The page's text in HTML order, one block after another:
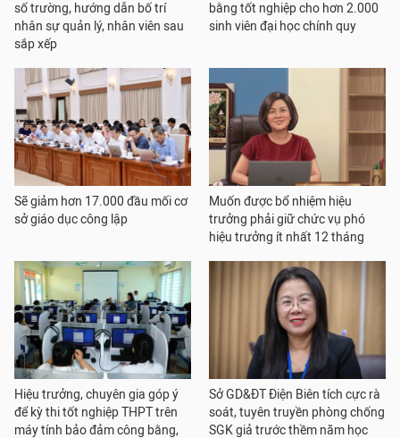
số trường, hướng dẫn bố trí
nhân sự quản lý, nhân viên sau
sắp xếp
bằng tốt nghiệp cho hơn 2.000
sinh viên đại học chính quy
Sẽ giảm hơn 17.000 đầu mối cơ
sở giáo dục công lập
Muốn được bổ nhiệm hiệu
trưởng phải giữ chức vụ phó
hiệu trưởng ít nhất 12 tháng
Hiệu trưởng, chuyên gia góp ý
để kỳ thi tốt nghiệp THPT trên
máy tính bảo đảm công bằng,
Sở GD&ĐT Điện Biên tích cực rà
soát, tuyên truyền phòng chống
SGK giả trước thềm năm học